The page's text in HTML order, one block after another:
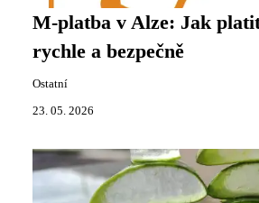
M-platba v Alze: Jak
rychle a bezpečně
Ostatní
23. 05. 2026